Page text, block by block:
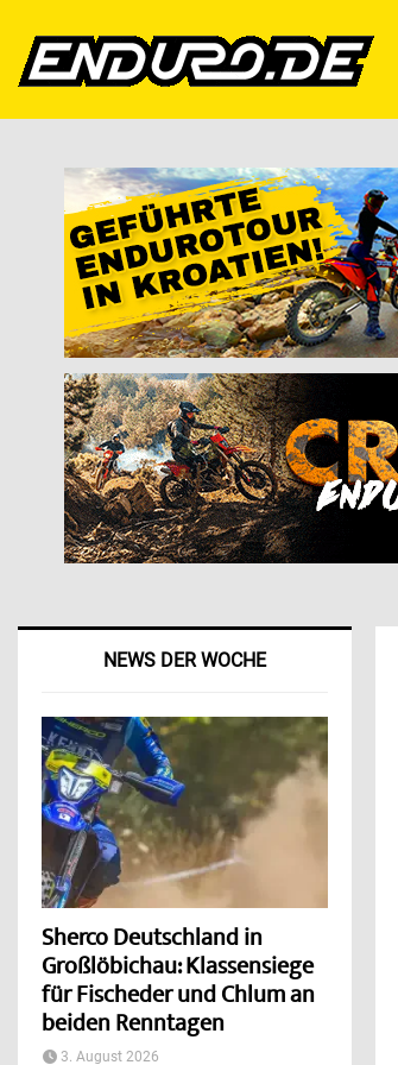
NEWS DER WOCHE
Sherco Deutschland in
Großlöbichau: Klassensiege
für Fischeder und Chlum an
beiden Renntagen
3. August 2026